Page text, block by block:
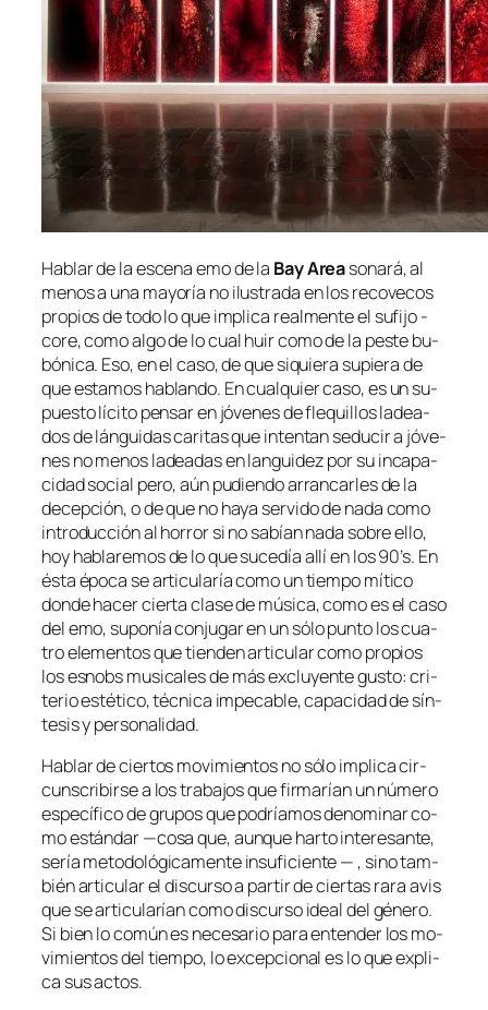
Hablar de la es­ce­naemode la Bay Areaso­na­rá, al
me­nos a una ma­yo­ría no ilus­tra­da en los re­co­ve­cos
pro­pios de to­do lo que im­pli­ca real­men­teel su­fi­jo-
co­re, co­mo al­go de lo cual huir co­mo de la pes­te bu­
bó­ni­ca. Eso, en el ca­so, de que si­quie­ra su­pie­ra de
que es­ta­mos ha­blan­do. En cual­quier ca­so, es un su­
pues­to lí­ci­to pen­sar en jó­ve­nes de fle­qui­llos la­dea­
dos de lán­gui­das ca­ri­tas que in­ten­tan se­du­cir a jó­ve­
nes no me­nos la­dea­das en lan­gui­dez por su in­ca­pa­
ci­dad so­cial pe­ro, aún pu­dien­do arran­car­les de la
de­cep­ción, o de que no ha­ya ser­vi­do de na­da co­mo
in­tro­duc­ción al ho­rror si no sa­bían na­da so­bre ello,
hoy ha­bla­re­mos de lo que su­ce­día allí en los 90’s. En
és­ta épo­ca se ar­ti­cu­la­ría co­mo un tiem­po mí­ti­co
don­de ha­cer cier­ta cla­se de mú­si­ca, co­mo es el ca­so
delemo, su­po­nía con­ju­gar en un só­lo pun­to los cua­
tro ele­men­tos que tien­den ar­ti­cu­lar co­mo pro­pios
loses­nobsmu­si­ca­les de más ex­clu­yen­te gus­to: cri­
te­rio es­té­ti­co, téc­ni­ca im­pe­ca­ble, ca­pa­ci­dad de sín­
te­sis y personalidad.
Hablar de cier­tos mo­vi­mien­tos no só­lo im­pli­ca cir­
cuns­cri­bir­se a los tra­ba­jos que fir­ma­rían un nú­me­ro
es­pe­cí­fi­co de gru­pos que po­dría­mos de­no­mi­nar co­
moes­tán­dar—co­sa que, aun­que har­to in­tere­san­te,
se­ría me­to­do­ló­gi­ca­men­te in­su­fi­cien­te — , sino tam­
bién ar­ti­cu­lar el dis­cur­so a par­tir de cier­tasra­ra avis
que se ar­ti­cu­la­rían co­mo dis­cur­so ideal del gé­ne­ro.
Si bien lo co­mún es ne­ce­sa­rio pa­ra en­ten­der los mo­
vi­mien­tos del tiem­po, lo ex­cep­cio­nal es lo que ex­pli­
ca sus actos.